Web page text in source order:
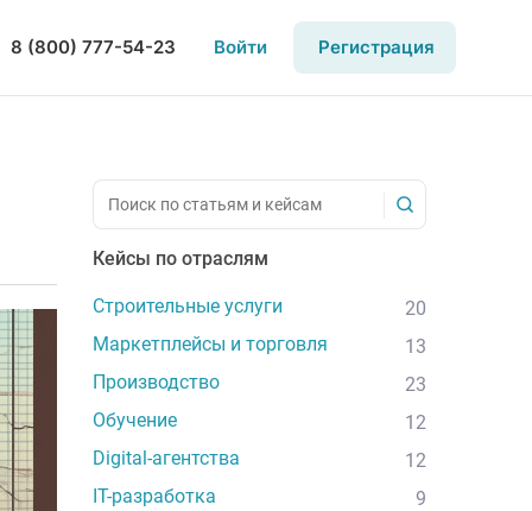
8 (800) 777-54-23 Войти Регистрация
Кейсы по отраслям
Строительные услуги
20
Маркетплейсы и торговля
13
Производство
23
Обучение
12
Digital-агентства
12
IT-разработка
9